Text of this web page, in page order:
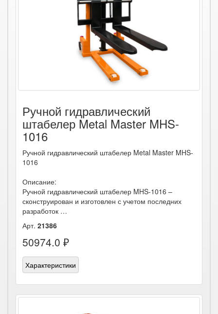
Ручной гидравлический
штабелер Metal Master MHS-
1016
Ручной гидравлический штабелер Metal Master MHS-
1016
Описание:
Ручной гидравлический штабелер MHS-1016 –
сконструирован и изготовлен с учетом последних
разработок …
Арт. 21386
50974.0 ₽
Характеристики